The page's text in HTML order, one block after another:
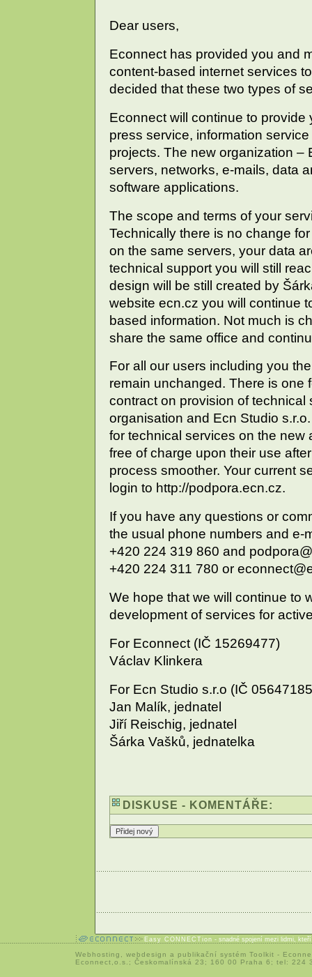
Dear users,
Econnect has provided you and
content-based internet services
decided that these two types of
Econnect will continue to
press service, information
projects. The new organization –
servers, networks, e-mails, data
software applications.
The scope and terms of your
Technically there is no change
on the same servers, your data
technical support you will still
design will be still created by
website ecn.cz you will continue
based information. Not much is
share the same office and
For all our users including you
remain unchanged. There is one
contract on provision of
organisation and Ecn Studio
for technical services on the
free of charge upon their use
process smoother. Your current
login to http://podpora.ecn.cz.
If you have any questions or
the usual phone numbers and e-
+420 224 319 860 and
+420 224 311 780 or
We hope that we will continue to
development of services for
For Econnect (IČ 15269477)
Václav Klinkera
For Ecn Studio s.r.o (IČ
Jan Malík, jednatel
Jiří Reischig, jednatel
Šárka Vašků, jednatelka
DISKUSE - KOMENTÁŘE:
Easy CONNECTion - snadné spojení mezi lidmi,
Webhosting webdesign a publikační systém Toolkit -
Econnect,o.s.; Českomalínská 23; 160 00 Praha 6; tel: 224